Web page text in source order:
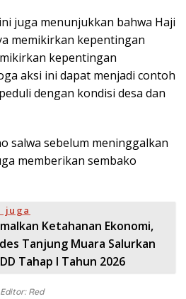
juga menunjukkan bahwa Haji
memikirkan kepentingan
kepentingan
aksi ini dapat menjadi contoh
dengan kondisi desa dan
salwa sebelum meninggalkan
memberikan sembako
juga
Ketahanan Ekonomi,
Tanjung Muara Salurkan
Tahap I Tahun 2026
Editor: Red